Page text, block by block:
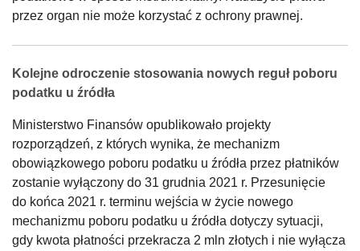
przez organ nie może korzystać z ochrony prawnej.
Kolejne odroczenie stosowania nowych reguł poboru
podatku u źródła
Ministerstwo Finansów opublikowało projekty
rozporządzeń, z których wynika, że mechanizm
obowiązkowego poboru podatku u źródła przez płatników
zostanie wyłączony do 31 grudnia 2021 r. Przesunięcie
do końca 2021 r. terminu wejścia w życie nowego
mechanizmu poboru podatku u źródła dotyczy sytuacji,
gdy kwota płatności przekracza 2 mln złotych i nie wyłącza